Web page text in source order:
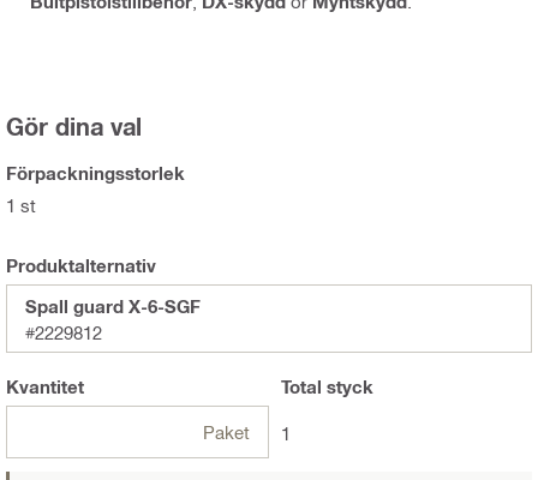
Gör dina val
Förpackningsstorlek
1 st
Produktalternativ
Spall guard X-6-SGF
#2229812
Kvantitet
Paket
Total styck
1